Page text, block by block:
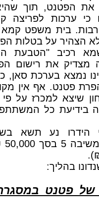
את הפטנט, תוך
ערכות לפריצה
רבות. בית משפט
הצהיר על בטלות
רכיב "הטבעת
מצדיק את רישום
נמצא בערכת סאן,
פטנט. אף אין
שיצא למכרז על פי
בידיעת כל
הידרו נע תשא
בהליך:
של פטנט